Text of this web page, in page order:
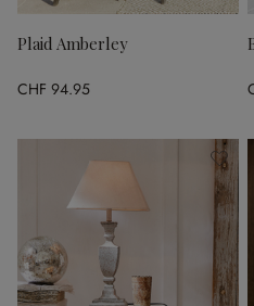
Plaid Amberley
CHF 94.95